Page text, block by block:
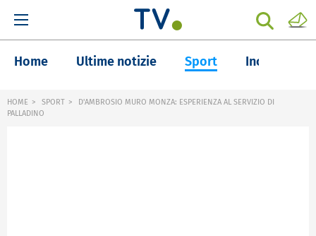
Home Ultime notizie Sport Inchieste
HOME SPORT
D'AMBROSIO MURO MONZA: ESPERIENZA AL SERVIZIO DI
PALLADINO